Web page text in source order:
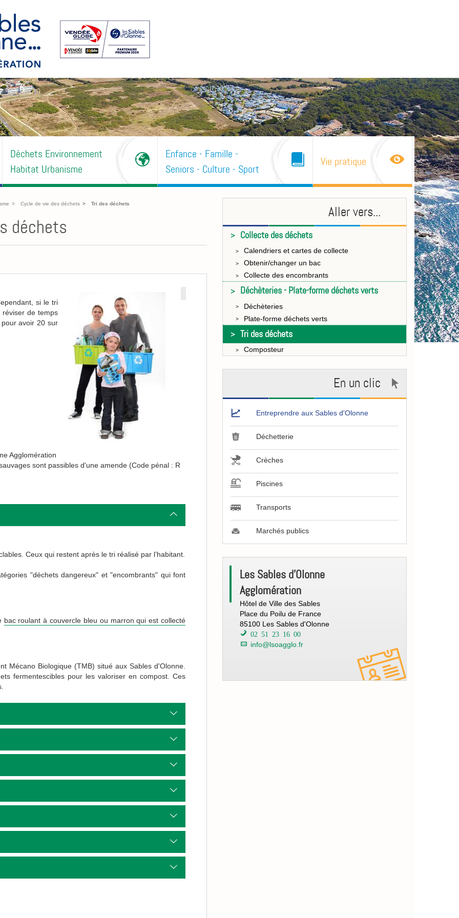
Déchets Environnement
Habitat Urbanisme
Enfance - Famille -
Seniors - Culture - Sport
Vie pratique
Cycle de vie des déchets Tri des déchets
déchets
si le tri
de temps
avoir 20 sur
Agglomération
sont passibles d'une amende (Code pénal : R
Ceux qui restent après le tri réalisé par l’habitant.
"déchets dangereux" et "encombrants" qui font
bac roulant à couvercle bleu ou marron qui est collecté
Mécano Biologique (TMB) situé aux Sables d'Olonne.
fermentescibles pour les valoriser en compost. Ces
Aller vers...
Collecte des déchets
Calendriers et cartes de collecte
Obtenir/changer un bac
Collecte des encombrants
Déchèteries - Plate-forme déchets verts
Déchèteries
Plate-forme déchets verts
Tri des déchets
Composteur
En un clic
Entreprendre aux Sables d'Olonne
Déchetterie
Crèches
Piscines
Transports
Marchés publics
[Envi
/
Dechets]
Contacts
Les Sables d'Olonne
Agglomération
Hôtel de Ville des Sables
Place du Poilu de France
85100 Les Sables d'Olonne
02 51 23 16 00
info@lsoagglo.fr